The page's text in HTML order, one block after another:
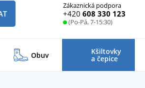
Zákaznická podpora
+420 608 330 123
(Po-Pá, 7-15:30)
Obuv Kšiltovky
a čepice